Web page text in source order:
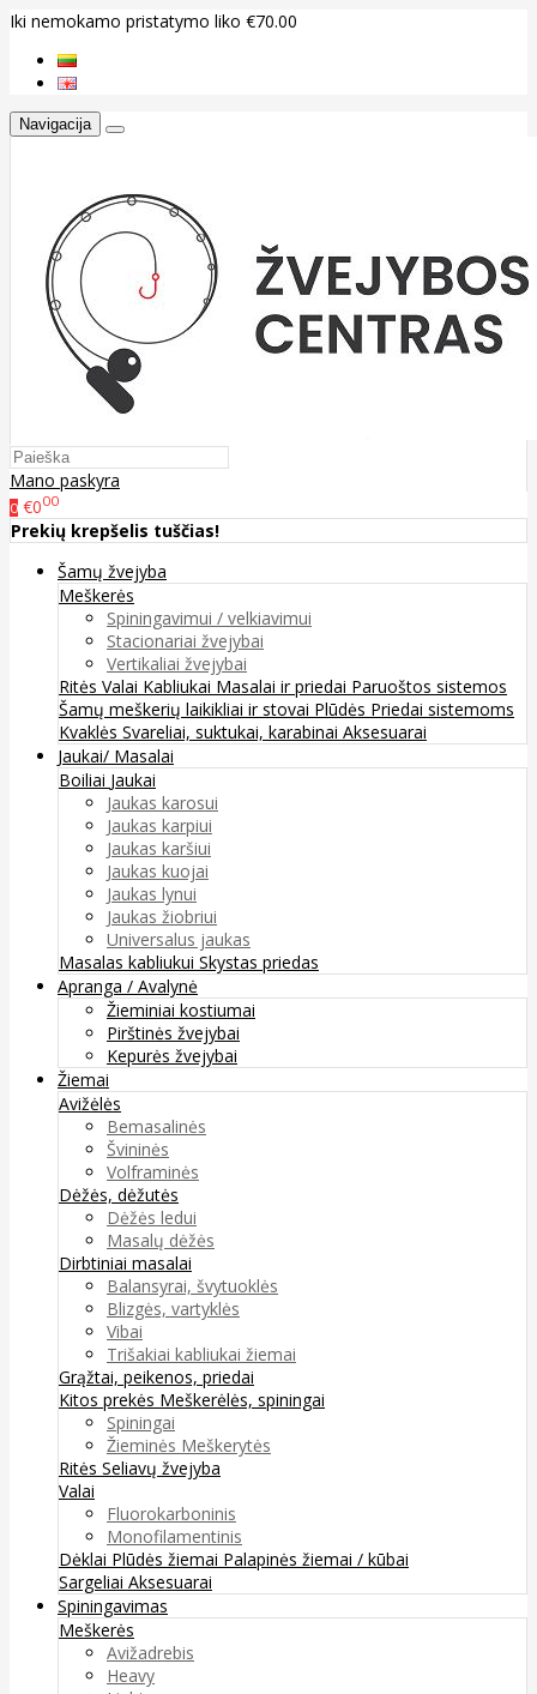
Iki nemokamo pristatymo liko €70.00
Navigacija
Mano paskyra
0 €000
Prekių krepšelis tuščias!
Šamų žvejyba
Meškerės
Spiningavimui / velkiavimui
Stacionariai žvejybai
Vertikaliai žvejybai
Ritės Valai Kabliukai Masalai ir priedai Paruoštos sistemos
Šamų meškerių laikikliai ir stovai Plūdės Priedai sistemoms
Kvaklės Svareliai, suktukai, karabinai Aksesuarai
Jaukai/ Masalai
Boiliai Jaukai
Jaukas karosui
Jaukas karpiui
Jaukas karšiui
Jaukas kuojai
Jaukas lynui
Jaukas žiobriui
Universalus jaukas
Masalas kabliukui Skystas priedas
Apranga / Avalynė
Žieminiai kostiumai
Pirštinės žvejybai
Kepurės žvejybai
Žiemai
Avižėlės
Bemasalinės
Švininės
Volframinės
Dėžės, dėžutės
Dėžės ledui
Masalų dėžės
Dirbtiniai masalai
Balansyrai, švytuoklės
Blizgės, vartyklės
Vibai
Trišakiai kabliukai žiemai
Grąžtai, peikenos, priedai
Kitos prekės Meškerėlės, spiningai
Spiningai
Žieminės Meškerytės
Ritės Seliavų žvejyba
Valai
Fluorokarboninis
Monofilamentinis
Dėklai Plūdės žiemai Palapinės žiemai / kūbai
Sargeliai Aksesuarai
Spiningavimas
Meškerės
Avižadrebis
Heavy